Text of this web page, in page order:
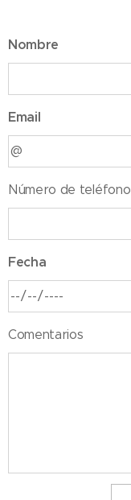
Nombre
Email
Número de teléfono
Fecha
Comentarios